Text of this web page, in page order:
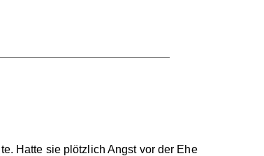
Hatte sie plötzlich Angst vor der Ehe